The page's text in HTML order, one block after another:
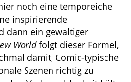
noch eine temporeiche
inspirierende
dann ein gewaltiger
Worldfolgt dieser Formel,
damit, Comic-typische
Szenen richtig zu